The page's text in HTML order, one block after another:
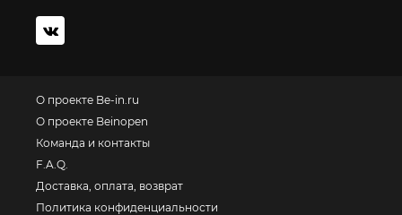
О проекте Be-in.ru
О проекте Beinopen
Команда и контакты
F.A.Q.
Доставка, оплата, возврат
Политика конфиденциальности